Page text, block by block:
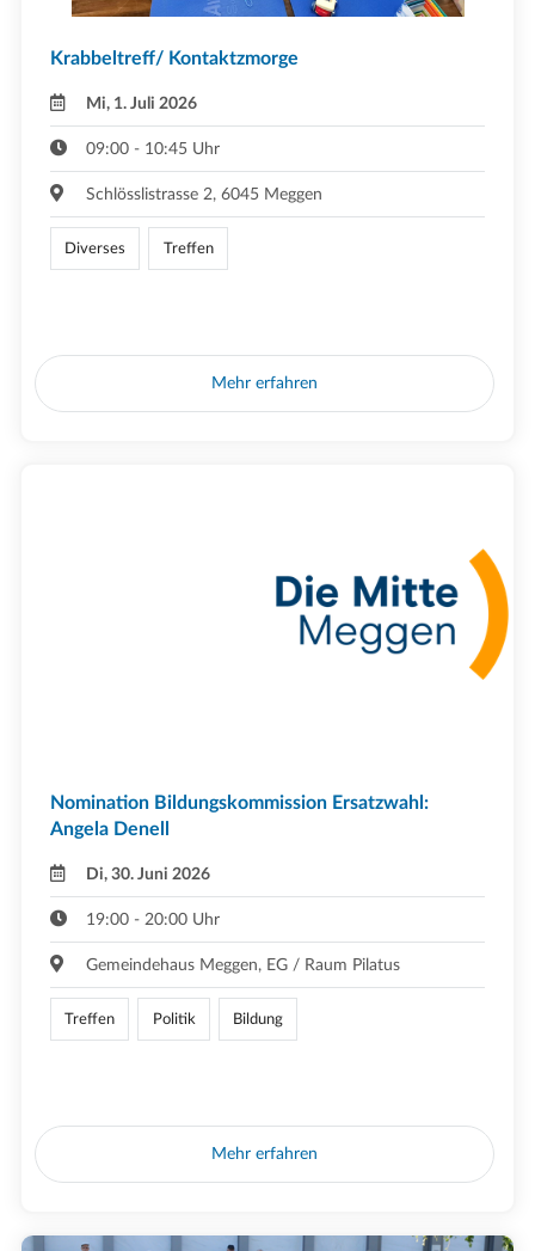
Krabbeltreff/ Kontaktzmorge
Mi, 1. Juli 2026
09:00 - 10:45 Uhr
Schlösslistrasse 2, 6045 Meggen
Diverses Treffen
Mehr erfahren
Nomination Bildungskommission Ersatzwahl:
Angela Denell
Di, 30. Juni 2026
19:00 - 20:00 Uhr
Gemeindehaus Meggen, EG / Raum Pilatus
Treffen Politik Bildung
Mehr erfahren